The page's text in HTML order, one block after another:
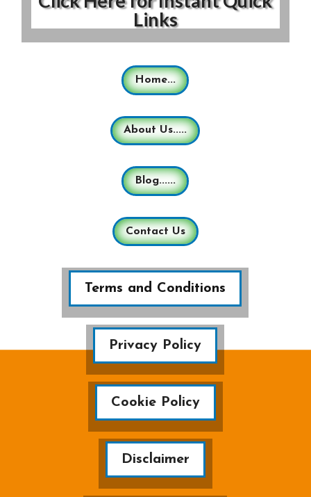
Links
Home...
About Us.....
Blog......
Contact Us
Terms and Conditions
Privacy Policy
Cookie Policy
Disclaimer